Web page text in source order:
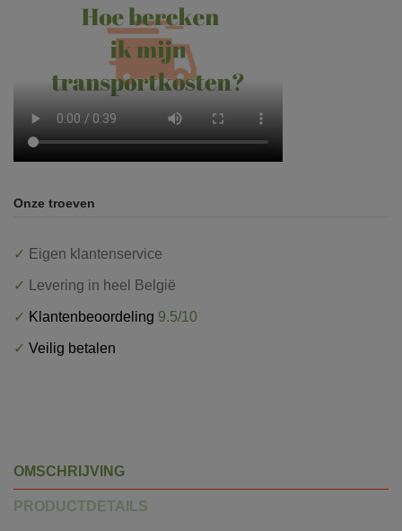
Onze troeven
✓ Eigen klantenservice
✓ Levering in heel België
✓ Klantenbeoordeling 9.5/10
✓ Veilig betalen
OMSCHRIJVING
PRODUCTDETAILS